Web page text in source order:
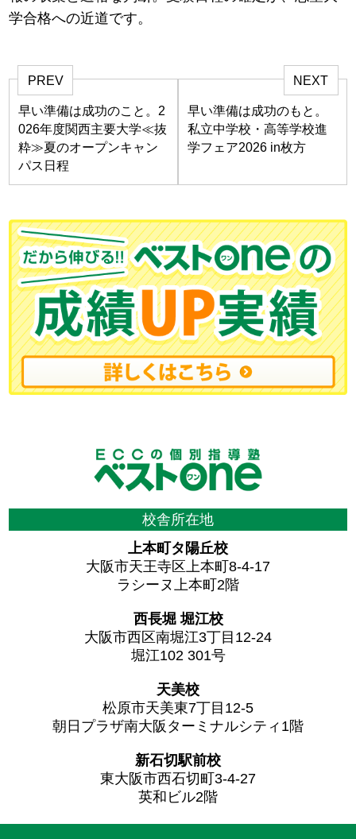
学合格への近道です。
PREV
早い準備は成功のこと。2
026年度関西主要大学≪抜
粋≫夏のオープンキャン
パス日程
NEXT
早い準備は成功のもと。
私立中学校・高等学校進
学フェア2026 in枚方
校舎所在地
上本町タ陽丘校
大阪市天王寺区上本町8-4-17
ラシーヌ上本町2階
西長堀 堀江校
大阪市西区南堀江3丁目12-24
堀江102 301号
天美校
松原市天美東7丁目12-5
朝日プラザ南大阪ターミナルシティ1階
新石切駅前校
東大阪市西石切町3-4-27
英和ビル2階